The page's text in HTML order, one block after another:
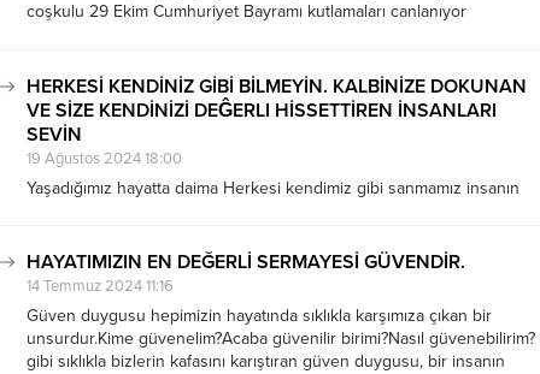
coşkulu 29 Ekim Cumhuriyet Bayramı kutlamaları canlanıyor
okula giderken hissettiğimiz heyecan, şimdi sadece tatlı bir anı olarak
yüreğimizde yaşıyor....
HERKESİ KENDİNİZ GİBİ BİLMEYİN. KALBİNİZE DOKUNAN
VE SİZE KENDİNİZİ DEĜERLI HİSSETTİREN İNSANLARI
SEVİN
19 Ağustos 2024 18:00
Yaşadığımız hayatta daima Herkesi kendimiz gibi sanmamız insanın
olduğunu hepimiz düşünürüz.Ancak bu yanılgılar zaman zaman
bizleri yanıltabilir hatta hayal kırıklığına bile uğratabilir.Çünkü her
HAYATIMIZIN EN DEĞERLİ SERMAYESİ GÜVENDİR.
14 Temmuz 2024 11:16
Güven duygusu hepimizin hayatında sıklıkla karşımıza çıkan bir
unsurdur.Kime güvenelim?Acaba güvenilir birimi?Nasıl güvenebilirim?
gibi sıklıkla bizlerin kafasını karıştıran güven duygusu, bir insanın